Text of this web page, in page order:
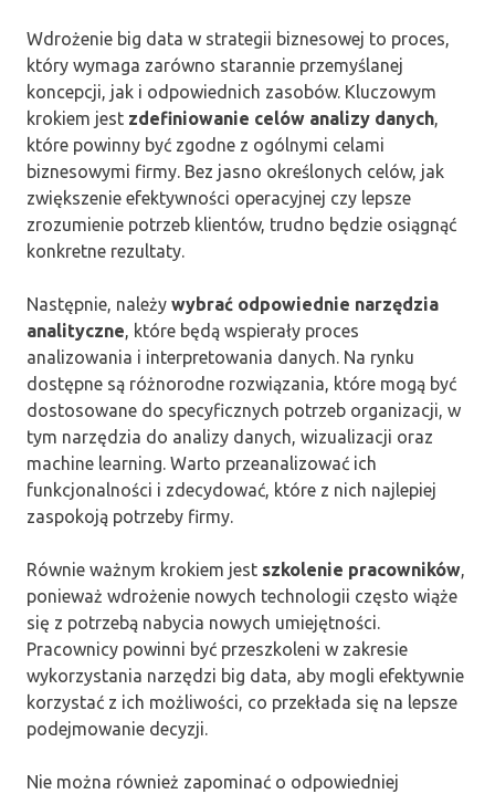
Wdrożenie big data w strategii biznesowej to proces,
który wymaga zarówno starannie przemyślanej
koncepcji, jak i odpowiednich zasobów. Kluczowym
krokiem jest zdefiniowanie celów analizy danych,
które powinny być zgodne z ogólnymi celami
biznesowymi firmy. Bez jasno określonych celów, jak
zwiększenie efektywności operacyjnej czy lepsze
zrozumienie potrzeb klientów, trudno będzie osiągnąć
konkretne rezultaty.
Następnie, należy wybrać odpowiednie narzędzia
analityczne, które będą wspierały proces
analizowania i interpretowania danych. Na rynku
dostępne są różnorodne rozwiązania, które mogą być
dostosowane do specyficznych potrzeb organizacji, w
tym narzędzia do analizy danych, wizualizacji oraz
machine learning. Warto przeanalizować ich
funkcjonalności i zdecydować, które z nich najlepiej
zaspokoją potrzeby firmy.
Równie ważnym krokiem jest szkolenie pracowników,
ponieważ wdrożenie nowych technologii często wiąże
się z potrzebą nabycia nowych umiejętności.
Pracownicy powinni być przeszkoleni w zakresie
wykorzystania narzędzi big data, aby mogli efektywnie
korzystać z ich możliwości, co przekłada się na lepsze
podejmowanie decyzji.
Nie można również zapominać o odpowiedniej